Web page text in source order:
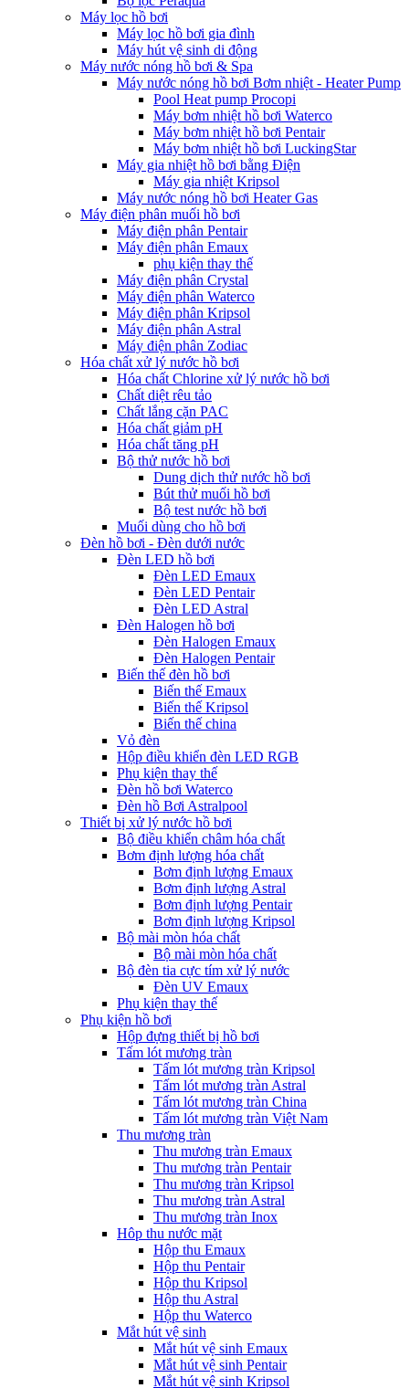
Máy lọc hồ bơi
Máy lọc hồ bơi gia đình
Máy hút vệ sinh di động
Máy nước nóng hồ bơi & Spa
Máy nước nóng hồ bơi Bơm nhiệt - Heater Pump
Pool Heat pump Procopi
Máy bơm nhiệt hồ bơi Waterco
Máy bơm nhiệt hồ bơi Pentair
Máy bơm nhiệt hồ bơi LuckingStar
Máy gia nhiệt hồ bơi bằng Điện
Máy gia nhiệt Kripsol
Máy nước nóng hồ bơi Heater Gas
Máy điện phân muối hồ bơi
Máy điện phân Pentair
Máy điện phân Emaux
phụ kiện thay thế
Máy điện phân Crystal
Máy điện phân Waterco
Máy điện phân Kripsol
Máy điện phân Astral
Máy điện phân Zodiac
Hóa chất xử lý nước hồ bơi
Hóa chất Chlorine xử lý nước hồ bơi
Chất diệt rêu tảo
Chất lắng cặn PAC
Hóa chất giảm pH
Hóa chất tăng pH
Bộ thử nước hồ bơi
Dung dịch thử nước hồ bơi
Bút thử muối hồ bơi
Bộ test nước hồ bơi
Muối dùng cho hồ bơi
Đèn hồ bơi - Đèn dưới nước
Đèn LED hồ bơi
Đèn LED Emaux
Đèn LED Pentair
Đèn LED Astral
Đèn Halogen hồ bơi
Đèn Halogen Emaux
Đèn Halogen Pentair
Biến thế đèn hồ bơi
Biến thế Emaux
Biến thế Kripsol
Biến thế china
Vỏ đèn
Hộp điều khiển đèn LED RGB
Phụ kiện thay thế
Đèn hồ bơi Waterco
Đèn hồ Bơi Astralpool
Thiết bị xử lý nước hồ bơi
Bộ điều khiển châm hóa chất
Bơm định lượng hóa chất
Bơm định lượng Emaux
Bơm định lượng Astral
Bơm định lượng Pentair
Bơm định lượng Kripsol
Bộ mài mòn hóa chất
Bộ mài mòn hóa chất
Bộ đèn tia cực tím xử lý nước
Đèn UV Emaux
Phụ kiện thay thế
Phụ kiện hồ bơi
Hộp đựng thiết bị hồ bơi
Tấm lót mương tràn
Tấm lót mương tràn Kripsol
Tấm lót mương tràn Astral
Tấm lót mương tràn China
Tấm lót mương tràn Việt Nam
Thu mương tràn
Thu mương tràn Emaux
Thu mương tràn Pentair
Thu mương tràn Kripsol
Thu mương tràn Astral
Thu mương tràn Inox
Hôp thu nước mặt
Hộp thu Emaux
Hộp thu Pentair
Hộp thu Kripsol
Hộp thu Astral
Hộp thu Waterco
Mắt hút vệ sinh
Mắt hút vệ sinh Emaux
Mắt hút vệ sinh Pentair
Mắt hút vệ sinh Kripsol